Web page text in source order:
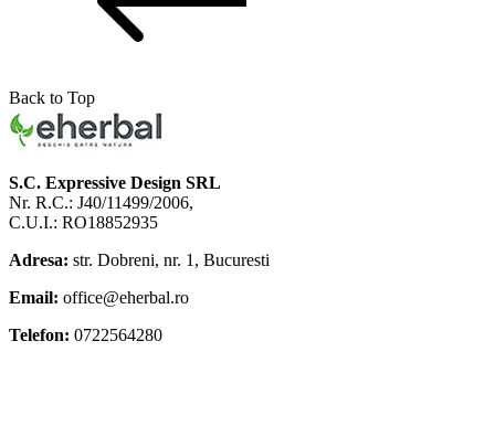
Calivita
2
Back to Top
S.C. Expressive Design SRL
Nr. R.C.: J40/11499/2006,
C.U.I.: RO18852935
Adresa: str. Dobreni, nr. 1, Bucuresti
Email: office@eherbal.ro
Telefon: 0722564280